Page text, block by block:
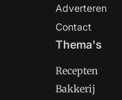
Adverteren
Contact
Thema's
Recepten
Bakkerij